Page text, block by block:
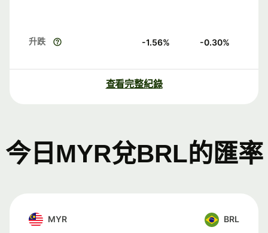
升跌 -1.56% -0.30%
查看完整紀錄
今日MYR兌BRL的匯率
MYR BRL